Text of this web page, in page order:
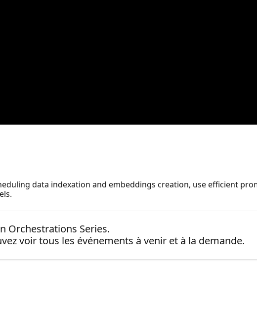
data indexation and embeddings creation, use efficient
Orchestrations Series.
voir tous les événements à venir et à la demande.